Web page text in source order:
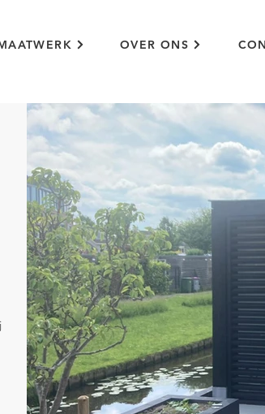
OVER ONS